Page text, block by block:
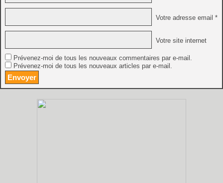
Votre adresse email *
Votre site internet
Prévenez-moi de tous les nouveaux commentaires par e-mail.
Prévenez-moi de tous les nouveaux articles par e-mail.